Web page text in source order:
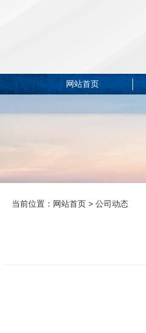
网站首页
当前位置： 网站首页 > 公司动态